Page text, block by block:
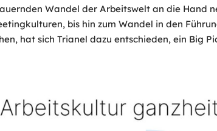
Wandel der Arbeitswelt an die Hand
bis hin zum Wandel in den
hat sich Trianel dazu entschieden, ein Big